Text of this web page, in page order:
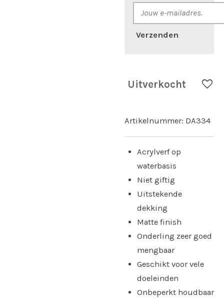
Verzenden
Uitverkocht
Artikelnummer: DA334
Acrylverf op
waterbasis
Niet giftig
Uitstekende
dekking
Matte finish
Onderling zeer goed
mengbaar
Geschikt voor vele
doeleinden
Onbeperkt houdbaar